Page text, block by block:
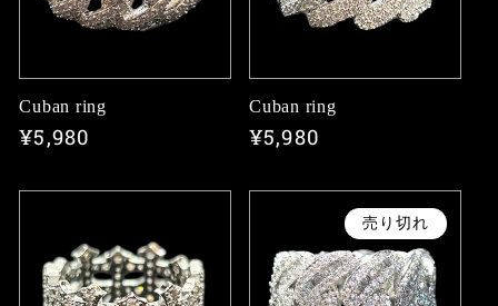
Cuban ring
通
価
¥5,980
Cuban ring
通
価
¥5,980
売り切れ